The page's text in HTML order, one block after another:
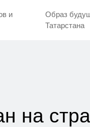
и
Образ
Татарстана
на